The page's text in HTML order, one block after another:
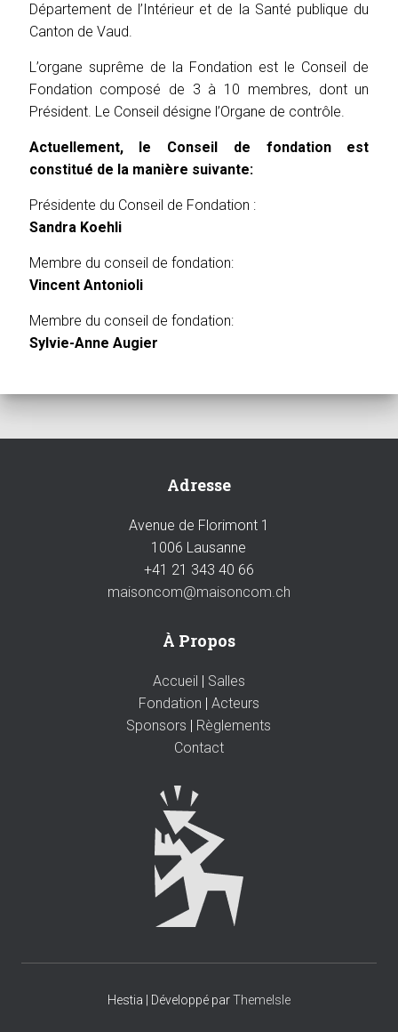
Département de l’Intérieur et de la Santé publique du
Canton de Vaud.
L’organe suprême de la Fondation est le Conseil de
Fondation composé de 3 à 10 membres, dont un
Président. Le Conseil désigne l’Organe de contrôle.
Actuellement, le Conseil de fondation est
constitué de la manière suivante:
Présidente du Conseil de Fondation :
Sandra Koehli
Membre du conseil de fondation:
Vincent Antonioli
Membre du conseil de fondation:
Sylvie-Anne Augier
Adresse
Avenue de Florimont 1
1006 Lausanne
+41 21 343 40 66
maisoncom@maisoncom.ch
À Propos
Accueil | Salles
Fondation | Acteurs
Sponsors | Règlements
Contact
Hestia | Développé parThemeIsle